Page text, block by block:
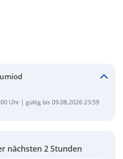
Uhr | gültig bis 09.08.2026 23:59
nächsten 2 Stunden